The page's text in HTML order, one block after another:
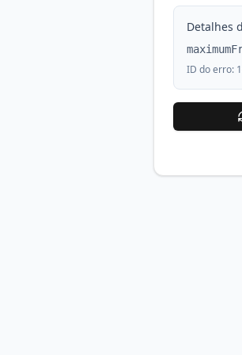
Detalhes
ID do erro: